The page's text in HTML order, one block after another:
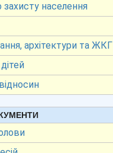
захисту населення
архітектури та ЖКГ